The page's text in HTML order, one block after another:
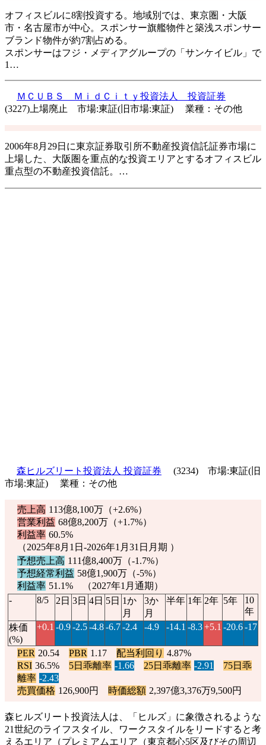
オフィスビルに8割投資する。地域別では、東京圏・大阪
市・名古屋市が中心。スポンサー旗艦物件と築浅スポンサー
ブランド物件が約7割占める。
スポンサーはフジ・メディアグループの「サンケイビル」で
1…
ＭＣＵＢＳ ＭｉｄＣｉｔｙ投資法人 投資証券
(3227)上場廃止 市場:東証(旧市場:東証) 業種：その他
2006年8月29日に東京証券取引所不動産投資信託証券市場に
上場した、大阪圏を重点的な投資エリアとするオフィスビル
重点型の不動産投資信託。…
森ヒルズリート投資法人 投資証券
(3234) 市場:東証(旧
市場:東証) 業種：その他
売上高 113億8,100万（+2.6%）
営業利益 68億8,200万（+1.7%）
利益率 60.5%
（2025年8月1日-2026年1月31日月期 ）
予想売上高 111億8,400万（-1.7%）
予想経常利益 58億1,900万（-5%）
利益率 51.1% （2027年1月通期）
-
8/5 2日 3日 4日 5日 1か
月
3か
月
半年 1年 2年 5年
10
年
株価
(%)
+0.1 -0.9-2.5-4.8-6.7-2.4 -4.9 -14.1 -8.3+5.1 -20.6-17
PER 20.54 PBR 1.17 配当利回り 4.87%
RSI 36.5% 5日乖離率 -1.66 25日乖離率 -2.91
75日乖
離率 -2.43
売買価格 126,900円 時価総額 2,397億3,376万9,500円
森ヒルズリート投資法人は、「ヒルズ」に象徴されるような
21世紀のライフスタイル、ワークスタイルをリードすると考
えるエリア（プレミアムエリア（東京都心5区及びその周辺